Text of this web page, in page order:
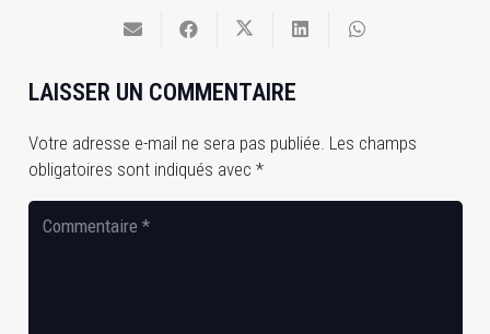
LAISSER UN COMMENTAIRE
Votre adresse e-mail ne sera pas publiée. Les champs
obligatoires sont indiqués avec *